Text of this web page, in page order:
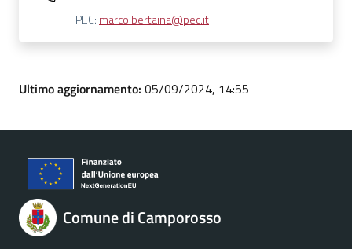
PEC: marco.bertaina@pec.it
Ultimo aggiornamento: 05/09/2024, 14:55
Comune di Camporosso